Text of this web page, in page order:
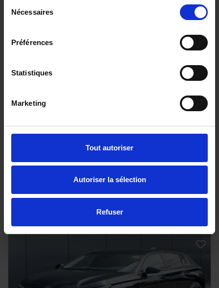
Nécessaires
Préférences
Statistiques
Marketing
Tout autoriser
Autoriser la sélection
Refuser
PEUGEOT 308
25716 km - 2025 - Essence Hybride - Boîte
auto
20 980€